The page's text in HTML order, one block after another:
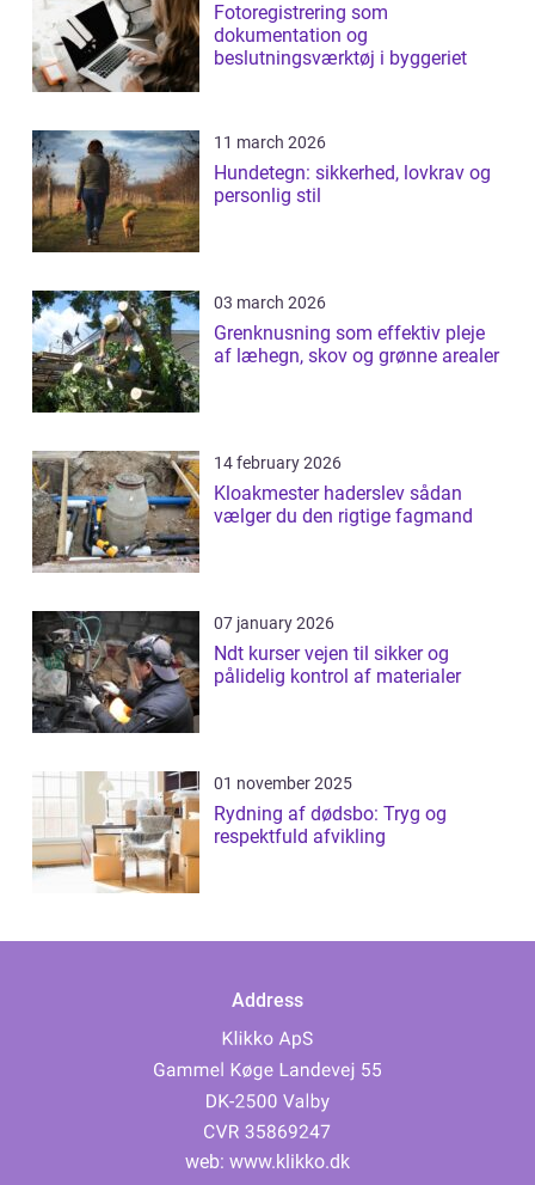
Fotoregistrering som
dokumentation og
beslutningsværktøj i byggeriet
11 march 2026
Hundetegn: sikkerhed, lovkrav og
personlig stil
03 march 2026
Grenknusning som effektiv pleje
af læhegn, skov og grønne arealer
14 february 2026
Kloakmester haderslev sådan
vælger du den rigtige fagmand
07 january 2026
Ndt kurser vejen til sikker og
pålidelig kontrol af materialer
01 november 2025
Rydning af dødsbo: Tryg og
respektfuld afvikling
Address
web: www.klikko.dk